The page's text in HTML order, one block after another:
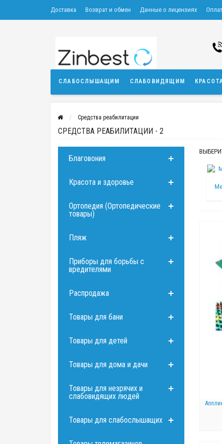
Доставка Возврат и обмен Данные о лицензиях
СЛАБОСЛЫШАЩИМ СЛАБОВИДЯЩИМ
Средства реабилитации
СРЕДСТВА РЕАБИЛИТАЦИИ - 2
Благовония
Красота и здоровье
Ортопедия (Ортопедические
товары)
Пляж
Приборы для борьбы с
вредителями
Распродажа
Товары для бани
Товары для детей
Товары для дома и дачи
Товары для незрячих и
слабовидящих людей
Товары для слабослышащих